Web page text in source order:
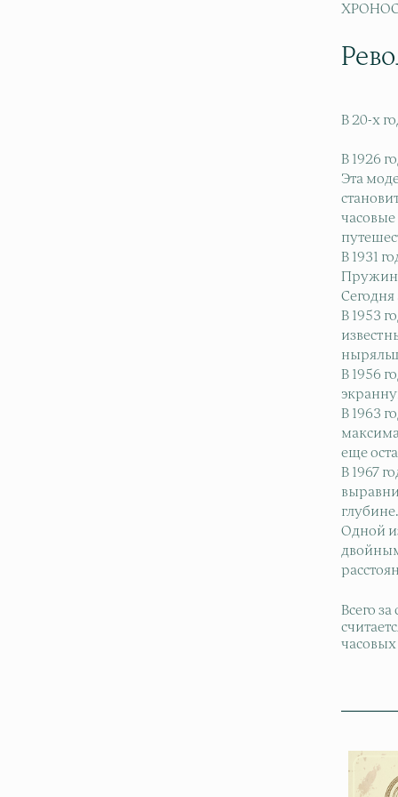
В 20-х
В 1926
Эта
В 1931
Пружина
В 1953
В 1956
В 1963
еще
В 1967
глубине.
Одной
Всего